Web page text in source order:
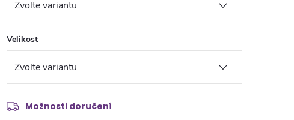
Velikost
Možnosti doručení